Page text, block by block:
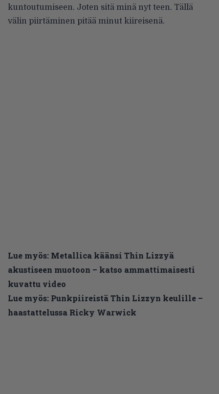
kuntoutumiseen. Joten sitä minä nyt teen. Tällä
välin piirtäminen pitää minut kiireisenä.
Lue myös: Metallica käänsi Thin Lizzyä
akustiseen muotoon – katso ammattimaisesti
kuvattu video
Lue myös: Punkpiireistä Thin Lizzyn keulille –
haastattelussa Ricky Warwick